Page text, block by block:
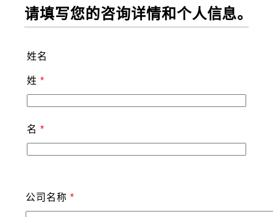
请填写您的咨询详情和个人信息。
姓名
姓
名
公司名称